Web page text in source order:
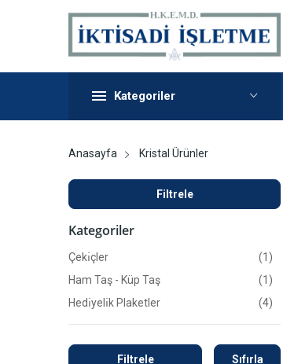
Kategoriler
Anasayfa Kristal Ürünler
Filtrele
Kategoriler
Çekı̇çler
(1)
Ham Taş - Küp Taş
(1)
Hedı̇yelı̇k Plaketler
(4)
Filtrele Sıfırla